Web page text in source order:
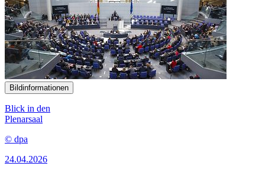
Bildinformationen
Blick in den
Plenarsaal
© dpa
24.04.2026